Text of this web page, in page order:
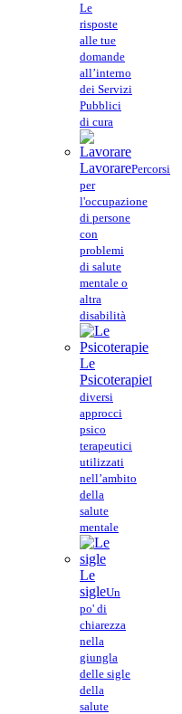
Le
risposte
alle tue
domande
all’interno
dei Servizi
Pubblici
di cura
LavorarePercorsi
per
l'occupazione
di persone
con
problemi
di salute
mentale o
altra
disabilità
Le
PsicoterapieI
diversi
approcci
psico
terapeutici
utilizzati
nell’ambito
della
salute
mentale
Le
sigleUn
po' di
chiarezza
nella
giungla
delle sigle
della
salute